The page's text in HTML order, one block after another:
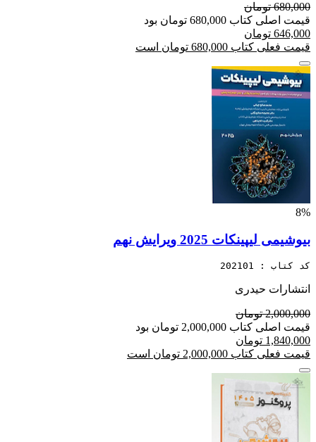
680,000 تومان
قیمت اصلی کتاب 680,000 تومان بود
646,000 تومان
قیمت فعلی کتاب 680,000 تومان است
8%
بیوشیمی لیپینکات 2025 ویرایش نهم
کد کتاب : 202101
انتشارات حیدری
2,000,000 تومان
قیمت اصلی کتاب 2,000,000 تومان بود
1,840,000 تومان
قیمت فعلی کتاب 2,000,000 تومان است